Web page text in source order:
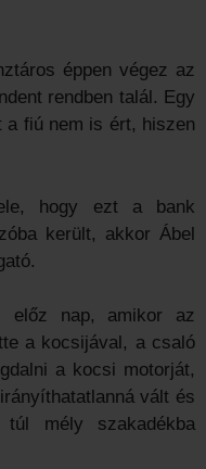
éppen végez az
rendben talál. Egy
fiú nem is ért, hiszen
hogy ezt a bank
került, akkor Ábel
előz nap, amikor az
a kocsijával, a csaló
a kocsi motorját,
vált és
mély szakadékba